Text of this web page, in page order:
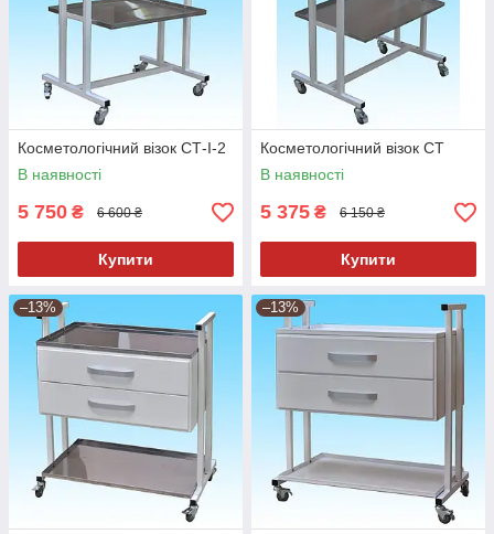
Косметологічний візок СТ-I-2
В наявності
5 750 ₴ 6 600 ₴
Купити
Косметологічний візок СТ
В наявності
5 375 ₴ 6 150 ₴
Купити
–13% –13%